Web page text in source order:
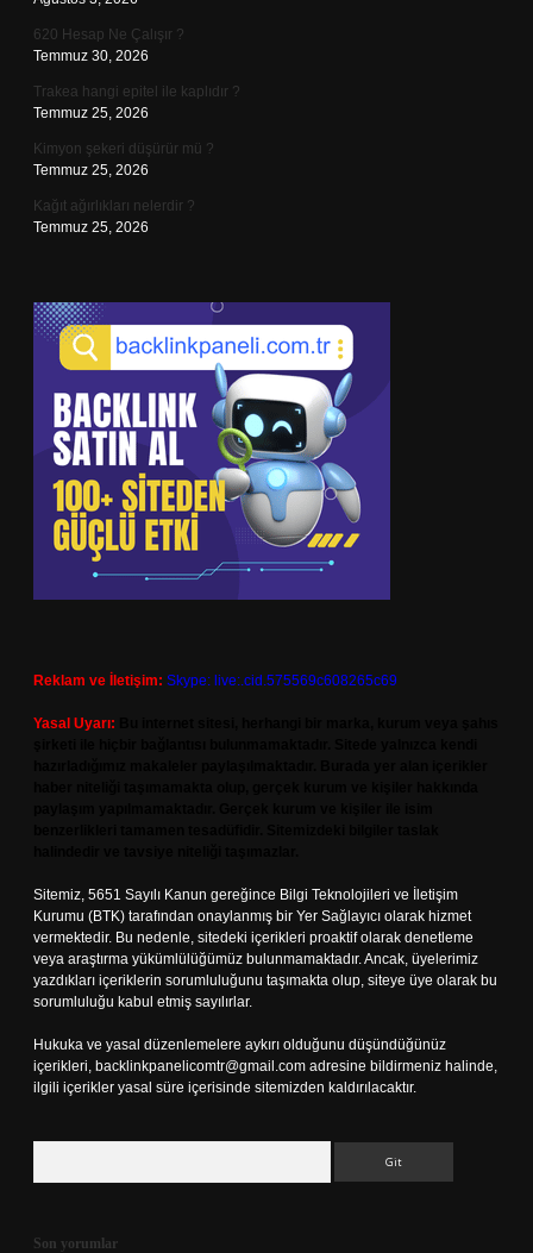
620 Hesap Ne Çalışır ?
Temmuz 30, 2026
Trakea hangi epitel ile kaplıdır ?
Temmuz 25, 2026
Kimyon şekeri düşürür mü ?
Temmuz 25, 2026
Kağıt ağırlıkları nelerdir ?
Temmuz 25, 2026
Reklam ve İletişim: Skype: live:.cid.575569c608265c69
Yasal Uyarı:
Sitemiz, 5651 Sayılı Kanun gereğince Bilgi Teknolojileri ve İletişim
Kurumu (BTK) tarafından onaylanmış bir Yer Sağlayıcı olarak hizmet
vermektedir. Bu nedenle, sitedeki içerikleri proaktif olarak denetleme
veya araştırma yükümlülüğümüz bulunmamaktadır. Ancak, üyelerimiz
yazdıkları içeriklerin sorumluluğunu taşımakta olup, siteye üye olarak bu
sorumluluğu kabul etmiş sayılırlar.
Hukuka ve yasal düzenlemelere aykırı olduğunu düşündüğünüz
içerikleri, backlinkpanelicomtr@gmail.com adresine bildirmeniz halinde,
ilgili içerikler yasal süre içerisinde sitemizden kaldırılacaktır.
Son yorumlar